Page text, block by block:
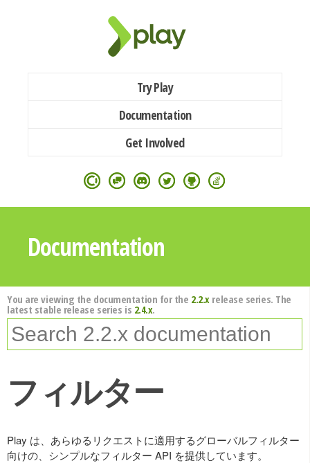
Try Play
Documentation
Get Involved
Documentation
You are viewing the documentation for the 2.2.xrelease series. The
latest stable release series is 2.4.x.
フィルター
Play は、あらゆるリクエストに適用するグローバルフィルター
向けの、シンプルなフィルター API を提供しています。